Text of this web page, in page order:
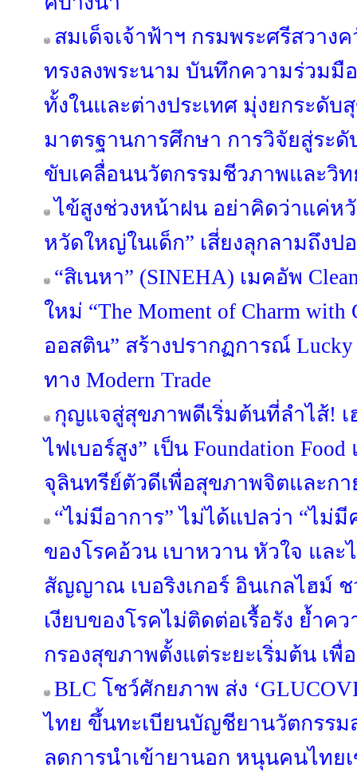
สมเด็จเจ้าฟ้าฯ กรมพระศรีสวา
ทรงลงพระนาม บันทึกความร่วมมื
ทั้งในและต่างประเทศ มุ่งยกระดั
มาตรฐานการศึกษา การวิจัยสู่ระ
ขับเคลื่อนนวัตกรรมชีวภาพและวิ
ไข้สูงช่วงหน้าฝน อย่าคิดว่าแค่ห
หวัดใหญ่ในเด็ก” เสี่ยงลุกลามถึงป
“สิเนหา” (SINEHA) เมคอัพ
ใหม่ “The Moment of Charm with
ออสติน” สร้างปรากฏการณ์
ทาง Modern Trade
กุญแจสู่สุขภาพดีเริ่มต้นที่ลำไส้!
ไฟเบอร์สูง” เป็น Foundation
จุลินทรีย์ตัวดีเพื่อสุขภาพจิตและก
“ไม่มีอาการ” ไม่ได้แปลว่า “ไม่มี
ของโรคอ้วน เบาหวาน หัวใจ และ
สัญญาณ เบอริงเกอร์ อินเกลไฮม์
เงียบของโรคไม่ติดต่อเรื้อรัง ย้ำ
กรองสุขภาพตั้งแต่ระยะเริ่มต้น เพื่
BLC โชว์ศักยภาพ ส่ง
ไทย ขึ้นทะเบียนบัญชียานวัตกรรม
ลดการนำเข้ายานอก หนุนคนไทย